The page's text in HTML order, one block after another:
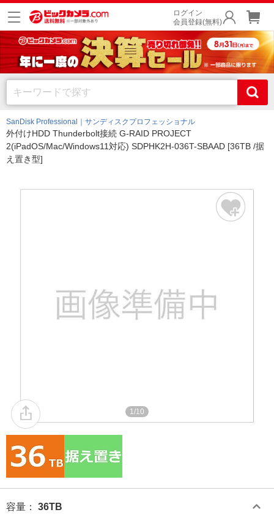
ログイン
会員登録(無料)
SanDisk Professional｜サンディスクプロフェッショナル
外付けHDD Thunderbolt接続 G-RAID PROJECT
2(iPadOS/Mac/Windows11対応) SDPHK2H-036T-SBAAD [36TB /据
え置き型]
1/10
容量 ： 36TB